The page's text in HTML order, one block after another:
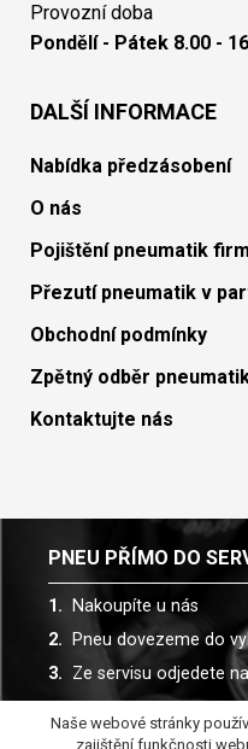
Provozní doba
Pondělí - Pátek 8.00 -
DALŠÍ INFORMACE
Nabídka předzásobení
O nás
Pojištění pneumatik
Přezutí pneumatik v
Obchodní podmínky
Zpětný odběr
Kontaktujte nás
PNEU PŘÍMO DO
Nakoupíte u nás
Pneu dovezeme do
Ze servisu odjedete
Spolupracujeme s více
Naše webové stránky
zajištění funkčnosti